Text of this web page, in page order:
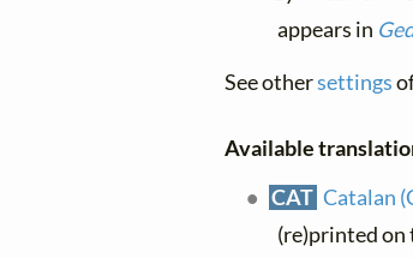
appears in
See othersettings
Available
CAT Catalan
(re)printed